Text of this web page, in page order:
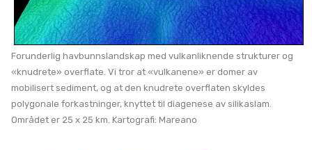
Forunderlig havbunnslandskap med vulkanliknende strukturer og
«knudrete» overflate. Vi tror at «vulkanene» er domer av
mobilisert sediment, og at den knudrete overflaten skyldes
polygonale forkastninger, knyttet til diagenese av silikaslam.
Området er 25 x 25 km. Kartografi: Mareano